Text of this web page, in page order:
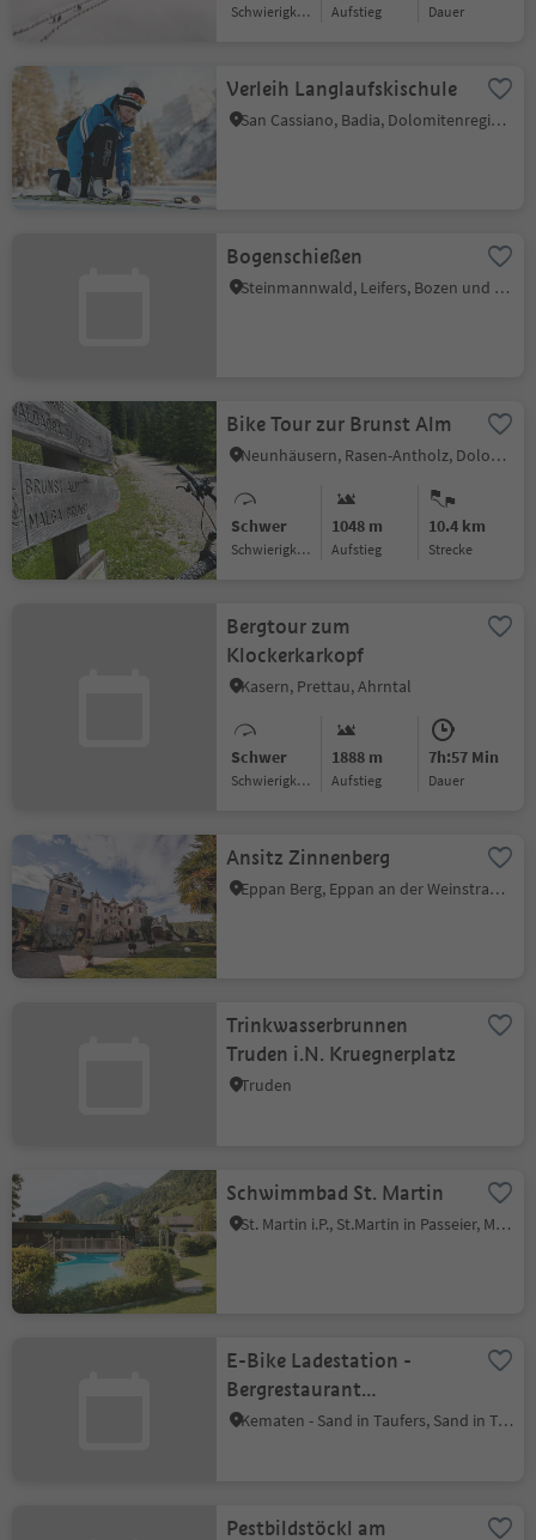
Schwierigkeitsgrad Aufstieg Dauer
Verleih Langlaufskischule
San Cassiano, Badia, Dolomitenregion Alta Badia
Bogenschießen
Steinmannwald, Leifers, Bozen und Umgebung
Bike Tour zur Brunst Alm
Neunhäusern, Rasen-Antholz, Dolomitenregion Kronplatz
Schwer
Schwierigkeitsgrad
1048 m
Aufstieg
10.4 km
Strecke
Bergtour zum
Klockerkarkopf
Kasern, Prettau, Ahrntal
Schwer
Schwierigkeitsgrad
1888 m
Aufstieg
7h:57 Min
Dauer
Ansitz Zinnenberg
Eppan Berg, Eppan an der Weinstraße, Südtiroler Weinstraße
Trinkwasserbrunnen
Truden i.N. Kruegnerplatz
Truden
Schwimmbad St. Martin
St. Martin i.P., St.Martin in Passeier, Meran und Umgebung
E-Bike Ladestation -
Bergrestaurant
Speikboden
Kematen - Sand in Taufers, Sand in Taufers, Ahrntal
Pestbildstöckl am